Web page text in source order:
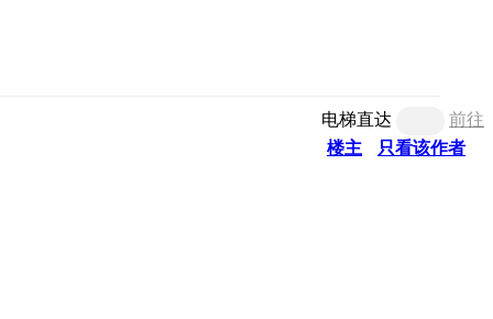
电梯直达
前往
楼主
只看该作者